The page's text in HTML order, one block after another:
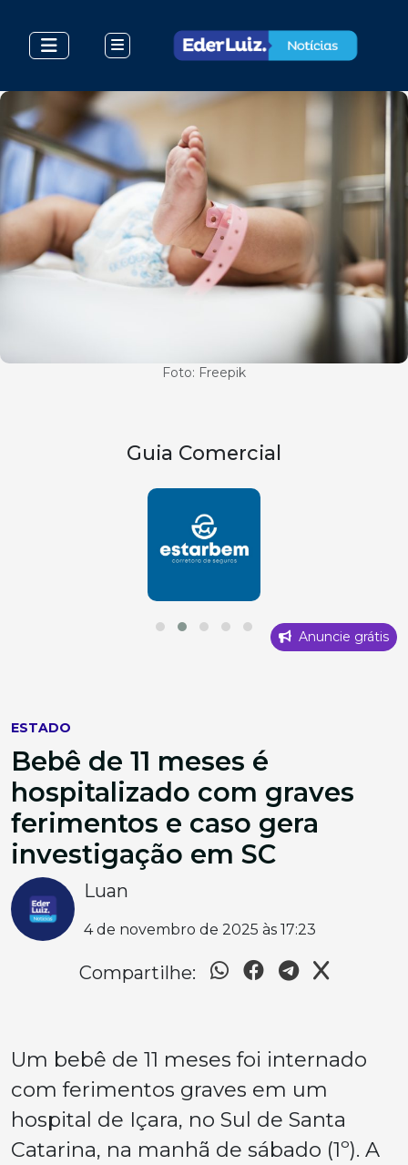
Foto: Freepik
Guia Comercial
Anuncie grátis
ESTADO
Bebê de 11 meses é
hospitalizado com graves
ferimentos e caso gera
investigação em SC
Luan
4 de novembro de 2025 às 17:23
Compartilhe:
Um bebê de 11 meses foi internado
com ferimentos graves em um
hospital de Içara, no Sul de Santa
Catarina, na manhã de sábado (1º). A